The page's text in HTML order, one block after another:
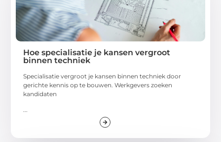
Hoe specialisatie je kansen vergroot
binnen techniek
Specialisatie vergroot je kansen binnen techniek door
gerichte kennis op te bouwen. Werkgevers zoeken
kandidaten
...